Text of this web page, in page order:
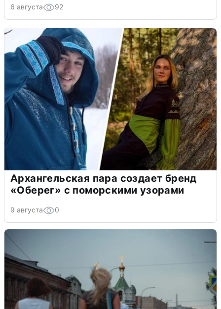
6 августа 92
Архангельская пара создает бренд
«Оберег» с поморскими узорами
9 августа 0